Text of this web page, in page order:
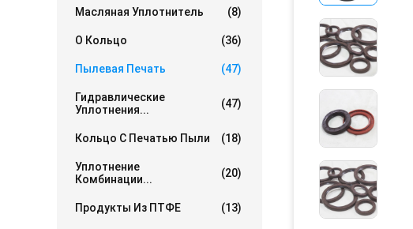
Масляная Уплотнитель (8)
О Кольцо (36)
Пылевая Печать (47)
Гидравлические
Уплотнения...
(47)
Кольцо С Печатью Пыли (18)
Уплотнение
Комбинации...
(20)
Продукты Из ПТФЕ (13)